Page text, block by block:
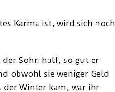
Karma ist, wird sich noch
der Sohn half, so gut er
obwohl sie weniger Geld
der Winter kam, war ihr